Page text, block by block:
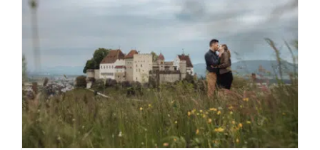
Die Grossnichte der letzten privaten
Besitzerin des Schloss Lenzburg hat «Ja»
gesagt und Cornelius war mit dabei!
Hochzeiten